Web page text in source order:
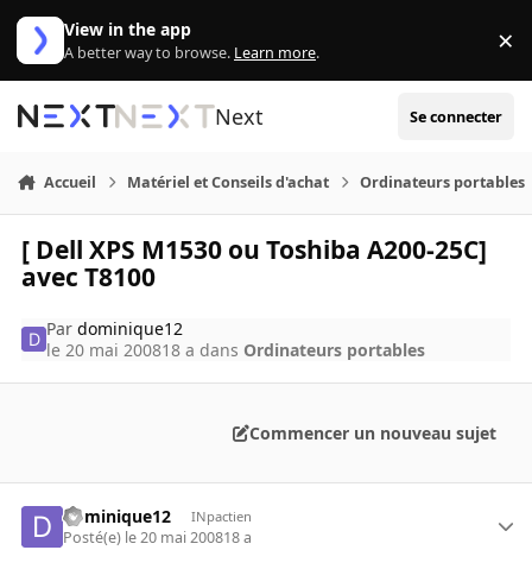
Aller au contenu
View in the app
A better way to browse. Learn more. ×
Next Se connecter
Accueil Matériel et Conseils d'achat Ordinateurs portables
[ Dell XPS M1530 ou Toshiba A200-25C]
avec T8100
Pardominique12
le 20 mai 200818 a dans Ordinateurs portables
Commencer un nouveau sujet
dominique12 INpactien
Posté(e) le 20 mai 200818 a